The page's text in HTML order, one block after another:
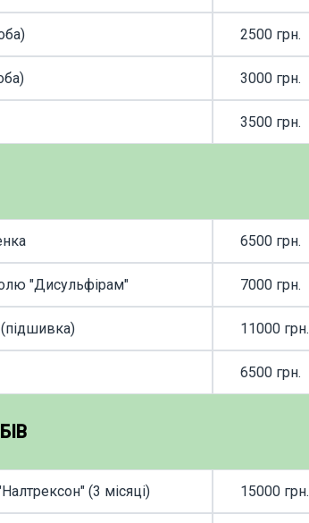
2500 грн.
3000 грн.
3500 грн.
6500 грн.
"Дисульфірам" 7000 грн.
11000 грн.
6500 грн.
(3 місяці) 15000 грн.